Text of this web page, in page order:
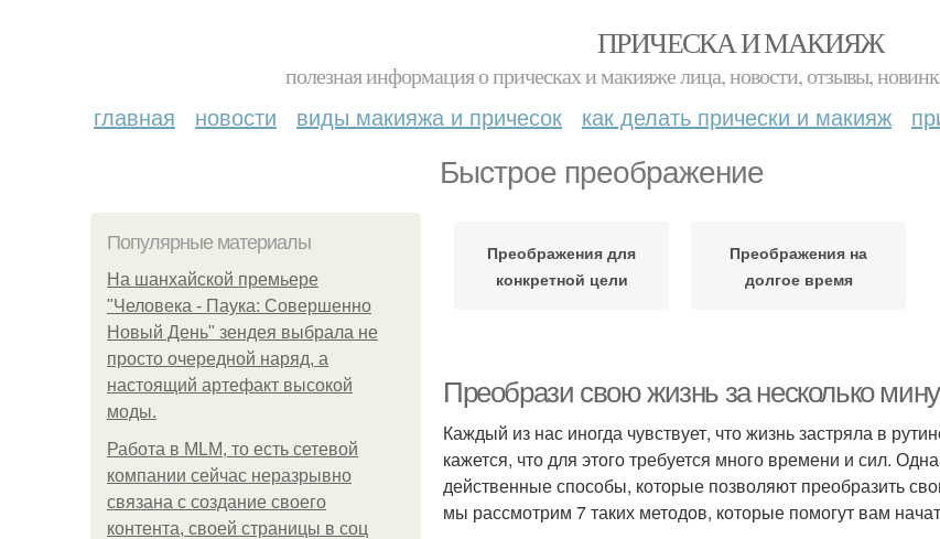
ПРИЧЕСКА И МАКИЯЖ
полезная информация о прическах и макияже лица, новости, отзывы,
главная новости виды макияжа и причесок как делать прически и макияж
Быстрое преображение
Популярные материалы
На шанхайской премьере
"Человека - Паука: Совершенно
Новый День" зендея выбрала не
просто очередной наряд, а
настоящий артефакт высокой
моды.
Работа в MLM, то есть сетевой
компании сейчас неразрывно
связана с создание своего
контента, своей страницы в соц
Преображения для
конкретной цели
Преображения на
долгое время
Преобрази свою жизнь за несколько
Каждый из нас иногда чувствует, что жизнь застряла в
кажется, что для этого требуется много времени и сил.
действенные способы, которые позволяют преобразить
мы рассмотрим 7 таких методов, которые помогут вам